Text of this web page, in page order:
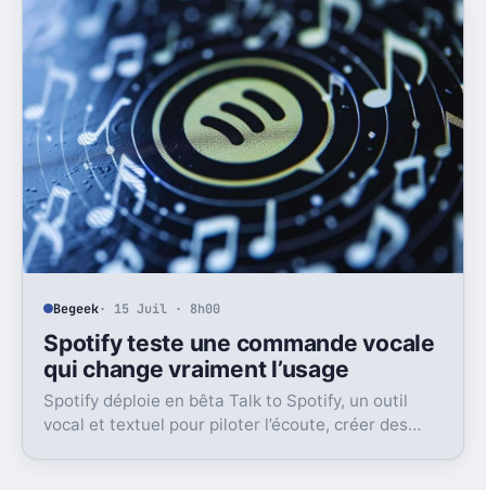
Begeek· 15 Juil · 8h00
Spotify teste une commande vocale
qui change vraiment l’usage
Spotify déploie en bêta Talk to Spotify, un outil
vocal et textuel pour piloter l’écoute, créer des